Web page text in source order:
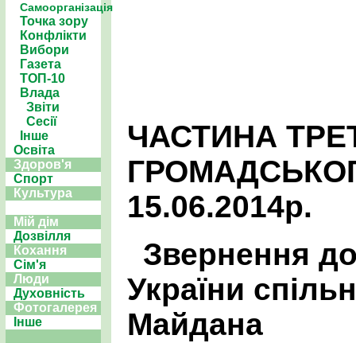
Самоорганізація
Точка зору
Конфлікти
Вибори
Газета
ТОП-10
Влада
Звіти
Сесії
Інше
Освіта
Здоров'я
Спорт
Культура
Мій дім
Дозвілля
Кохання
Сім'я
Люди
Духовність
Фотогалерея
Інше
ЧАСТИНА
15.06.2014р.
Звернення
України
Майдана